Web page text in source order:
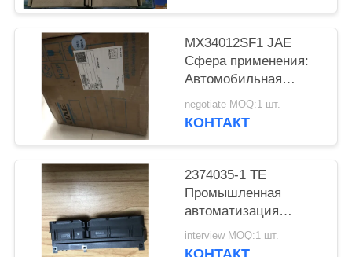
программирования
выводов.
MX34012SF1 JAE
Сфера применения:
Автомобильная
женская розетка
negotiate MOQ:1 шт.
КОНТАКТ
2374035-1 TE
Промышленная
автоматизация
Потребительская
электроника
interview MOQ:1 шт.